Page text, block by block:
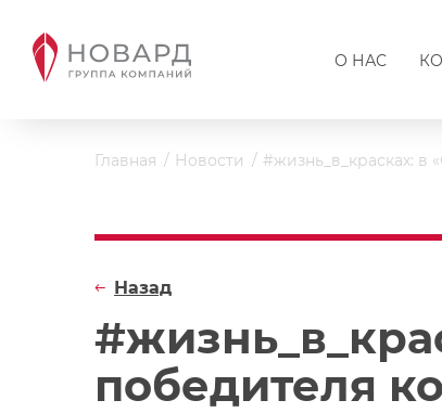
О НАС
Главная Новости #жизнь_в_красках: в
победителя
Назад